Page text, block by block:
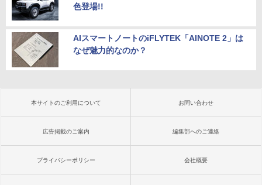
色登場!!
AIスマートノートのiFLYTEK「AINOTE 2」は
なぜ魅力的なのか？
本サイトのご利用について お問い合わせ
広告掲載のご案内 編集部へのご連絡
プライバシーポリシー 会社概要